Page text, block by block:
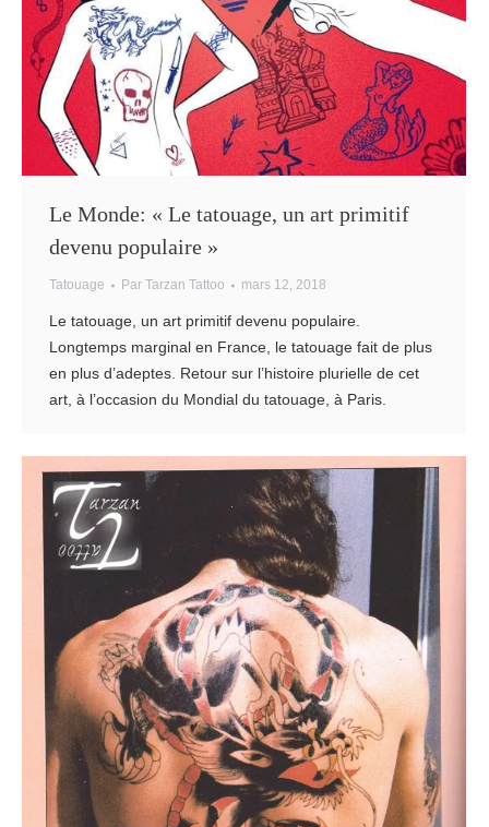
Le Monde: « Le tatouage, un art primitif
devenu populaire »
Tatouage Par Tarzan Tattoo mars 12, 2018
Le tatouage, un art primitif devenu populaire.
Longtemps marginal en France, le tatouage fait de plus
en plus d’adeptes. Retour sur l’histoire plurielle de cet
art, à l’occasion du Mondial du tatouage, à Paris.